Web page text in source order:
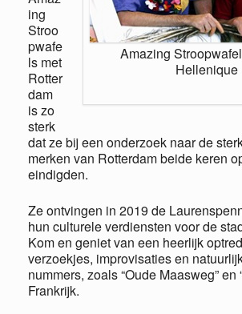
Amazing
Hellenique
ing
Stroo
pwafe
ls met
Rotter
dam
is zo
sterk
dat ze bij een onderzoek naar de
merken van Rotterdam beide keren
eindigden.
Ze ontvingen in 2019 de
hun culturele verdiensten voor de
Kom en geniet van een heerlijk
verzoekjes, improvisaties en
nummers, zoals “Oude Maasweg” en
Frankrijk.